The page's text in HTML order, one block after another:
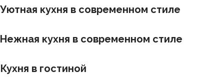
Уютная кухня в современном стиле
Нежная кухня в современном стиле
Кухня в гостиной